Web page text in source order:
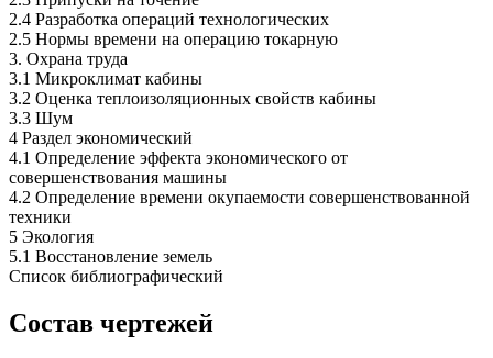
2.4 Разработка операций технологических
2.5 Нормы времени на операцию токарную
3. Охрана труда
3.1 Микроклимат кабины
3.2 Оценка теплоизоляционных свойств кабины
3.3 Шум
4 Раздел экономический
4.1 Определение эффекта экономического от
совершенствования машины
4.2 Определение времени окупаемости совершенствованной
техники
5 Экология
5.1 Восстановление земель
Список библиографический
Состав чертежей